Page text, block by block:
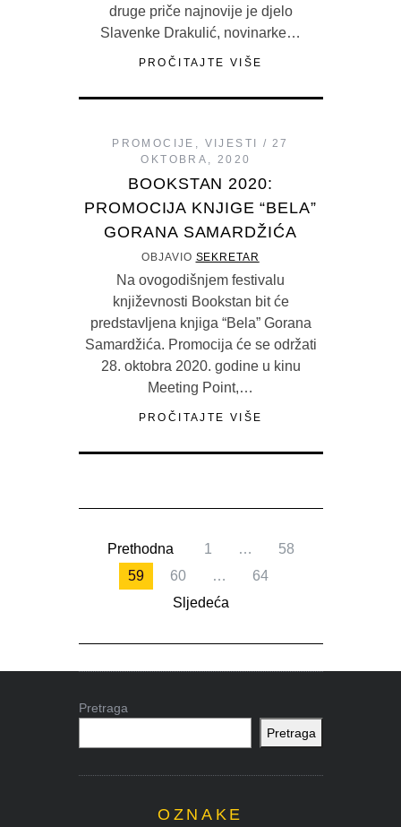
druge priče najnovije je djelo
Slavenke Drakulić, novinarke…
PROČITAJTE VIŠE
PROMOCIJE , VIJESTI
27
OKTOBRA, 2020
BOOKSTAN 2020:
PROMOCIJA KNJIGE “BELA”
GORANA SAMARDŽIĆA
OBJAVIO SEKRETAR
Na ovogodišnjem festivalu
književnosti Bookstan bit će
predstavljena knjiga “Bela” Gorana
Samardžića. Promocija će se održati
28. oktobra 2020. godine u kinu
Meeting Point,…
PROČITAJTE VIŠE
Prethodna 1 …
58
59
60 …
64
Sljedeća
Pretraga
Pretraga
OZNAKE